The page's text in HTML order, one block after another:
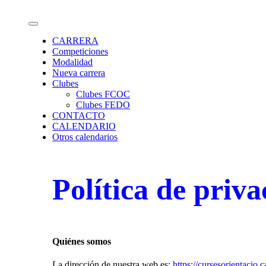
CARRERA
Competiciones
Modalidad
Nueva carrera
Clubes
Clubes FCOC
Clubes FEDO
CONTACTO
CALENDARIO
Otros calendarios
Política de
Quiénes somos